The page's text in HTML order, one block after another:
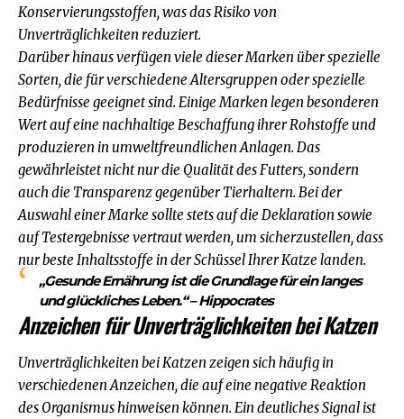
Konservierungsstoffen, was das Risiko von
Unverträglichkeiten reduziert.
Darüber hinaus verfügen viele dieser Marken über spezielle
Sorten, die für verschiedene Altersgruppen oder spezielle
Bedürfnisse geeignet sind. Einige Marken legen besonderen
Wert auf eine nachhaltige Beschaffung ihrer Rohstoffe und
produzieren in umweltfreundlichen Anlagen. Das
gewährleistet nicht nur die Qualität des Futters, sondern
auch die Transparenz gegenüber Tierhaltern. Bei der
Auswahl einer Marke sollte stets auf die Deklaration sowie
auf Testergebnisse vertraut werden, um sicherzustellen, dass
nur beste Inhaltsstoffe in der Schüssel Ihrer Katze landen.
„Gesunde Ernährung ist die Grundlage für ein langes
und glückliches Leben.“ – Hippocrates
Anzeichen für Unverträglichkeiten bei Katzen
Unverträglichkeiten bei Katzen zeigen sich häufig in
verschiedenen Anzeichen, die auf eine negative Reaktion
des Organismus hinweisen können. Ein deutliches Signal ist